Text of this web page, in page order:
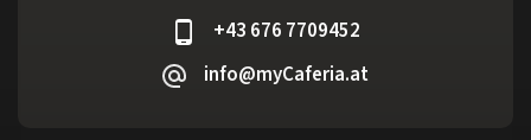
+43 676 7709452
info@myCaferia.at